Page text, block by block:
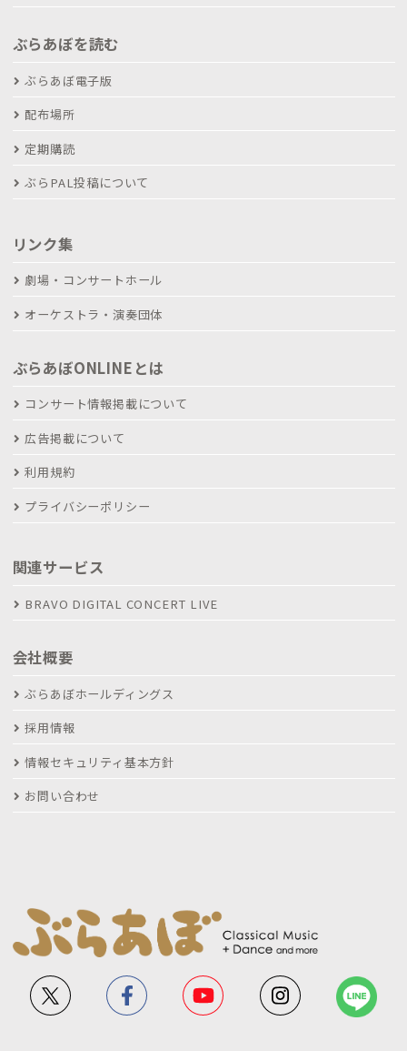
ぶらあぼを読む
ぶらあぼ電子版
配布場所
定期購読
ぶらPAL投稿について
リンク集
劇場・コンサートホール
オーケストラ・演奏団体
ぶらあぼONLINEとは
コンサート情報掲載について
広告掲載について
利用規約
プライバシーポリシー
関連サービス
BRAVO DIGITAL CONCERT LIVE
会社概要
ぶらあぼホールディングス
採用情報
情報セキュリティ基本方針
お問い合わせ